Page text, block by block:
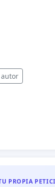
autor
PROPIA